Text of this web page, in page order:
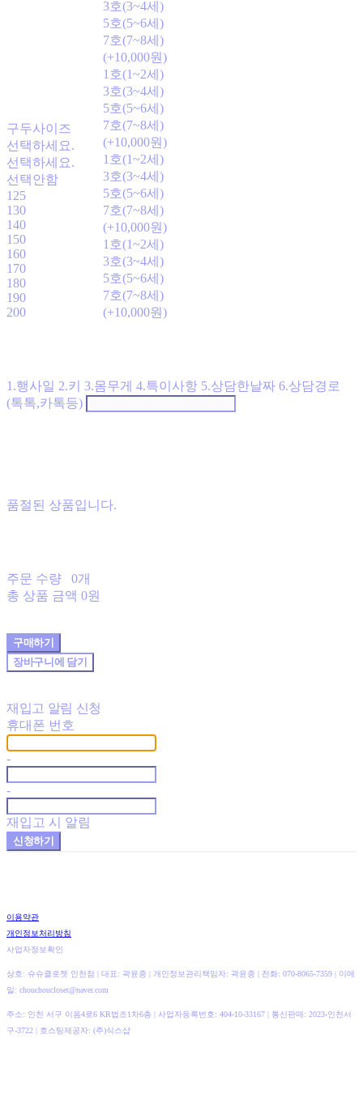
구두사이즈
선택하세요.
선택하세요.
선택안함
125
130
140
150
160
170
180
190
200
3호(3~4세)
5호(5~6세)
7호(7~8세)
(+10,000원)
1호(1~2세)
3호(3~4세)
5호(5~6세)
7호(7~8세)
(+10,000원)
1호(1~2세)
3호(3~4세)
5호(5~6세)
7호(7~8세)
(+10,000원)
1호(1~2세)
3호(3~4세)
5호(5~6세)
7호(7~8세)
(+10,000원)
1.행사일 2.키 3.몸무게 4.특이사항 5.상담한날짜 6.상담경로
(톡톡,카톡등)
품절된 상품입니다.
주문 수량
0개
총 상품 금액 0원
구매하기
장바구니에 담기
재입고 알림 신청
휴대폰 번호
-
-
재입고 시 알림
신청하기
이용약관
개인정보처리방침
사업자정보확인
상호: 슈슈클로젯 인천점 | 대표: 곽윤종 | 개인정보관리책임자: 곽윤종 | 전화: 070-8065-7359 | 이메
일: chouchoucloset@naver.com
주소: 인천 서구 이음4로6 KR법조1차6층 | 사업자등록번호: 404-10-33167 | 통신판매: 2023-인천서
구-3722 | 호스팅제공자: (주)식스샵